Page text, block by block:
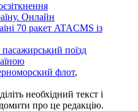
Онлайн
70 ракет ATACMS із
поїзд
флот,
необхідний текст і
про це редакцію.